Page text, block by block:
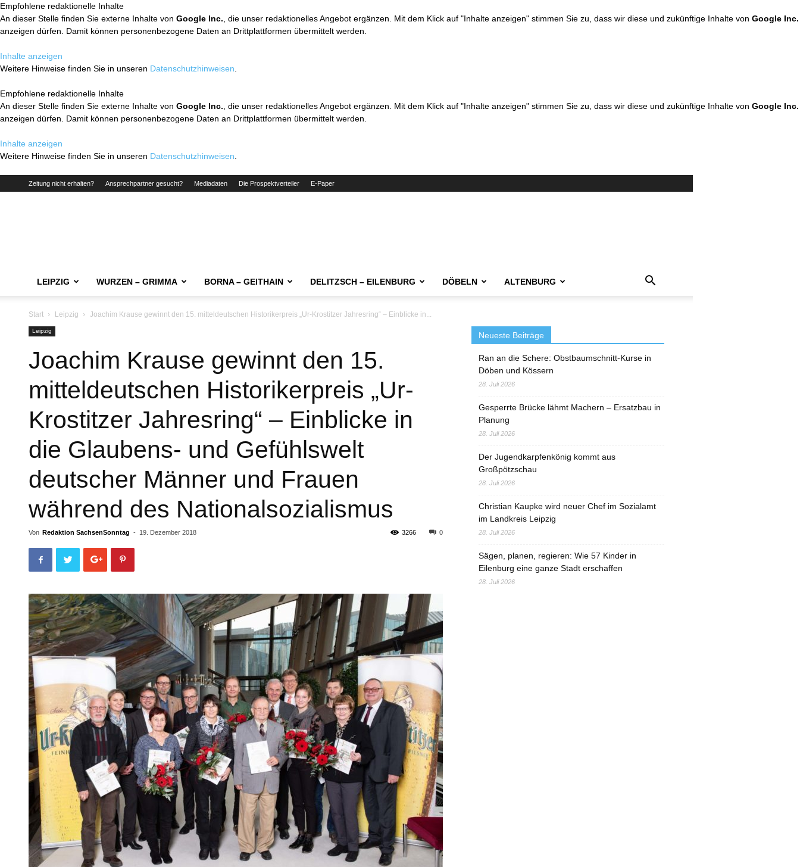
Empfohlene redaktionelle Inhalte
An dieser Stelle finden Sie externe Inhalte von Google Inc. , die unser redaktionelles Angebot ergänzen. Mit dem Klick auf "Inhalte anzeigen" stimmen Sie zu, dass wir diese und zukünftige Inhalte von Google Inc.
anzeigen dürfen. Damit können personenbezogene Daten an Drittplattformen übermittelt werden.
Inhalte anzeigen
Weitere Hinweise finden Sie in unseren Datenschutzhinweisen
Empfohlene redaktionelle Inhalte
An dieser Stelle finden Sie externe Inhalte von Google Inc. , die unser redaktionelles Angebot ergänzen. Mit dem Klick auf "Inhalte anzeigen" stimmen Sie zu, dass wir diese und zukünftige Inhalte von Google Inc.
anzeigen dürfen. Damit können personenbezogene Daten an Drittplattformen übermittelt werden.
Inhalte anzeigen
Weitere Hinweise finden Sie in unseren Datenschutzhinweisen
Zeitung nicht erhalten? Ansprechpartner gesucht? Mediadaten Die Prospektverteiler E-Paper
LEIPZIG WURZEN – GRIMMA BORNA – GEITHAIN DELITZSCH – EILENBURG DÖBELN ALTENBURG
Start Leipzig Joachim Krause gewinnt den 15. mitteldeutschen Historikerpreis „Ur-Krostitzer Jahresring“ – Einblicke in...
Leipzig
Joachim Krause gewinnt den 15.
mitteldeutschen Historikerpreis „Ur-
Krostitzer Jahresring“ – Einblicke in
die Glaubens- und Gefühlswelt
deutscher Männer und Frauen
während des Nationalsozialismus
Von Redaktion SachsenSonntag - 19. Dezember 2018 0
3266
Neueste Beiträge
Ran an die Schere: Obstbaumschnitt-Kurse in
Döben und Kössern
28. Juli 2026
Gesperrte Brücke lähmt Machern – Ersatzbau in
Planung
28. Juli 2026
Der Jugendkarpfenkönig kommt aus
Großpötzschau
28. Juli 2026
Christian Kaupke wird neuer Chef im Sozialamt
im Landkreis Leipzig
28. Juli 2026
Sägen, planen, regieren: Wie 57 Kinder in
Eilenburg eine ganze Stadt erschaffen
28. Juli 2026